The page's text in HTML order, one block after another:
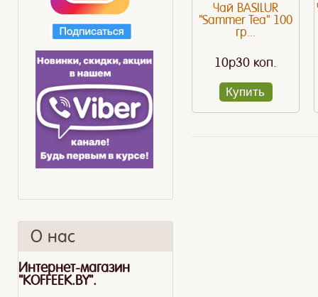
О нас
Интернет-магазин
"KOFFEEK.BY".
Чай BASILUR
"Sammer Tea" 100
гр...
10p30 коп.
Купить